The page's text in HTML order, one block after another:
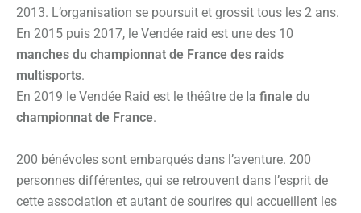
2013. L’organisation se poursuit et grossit tous les 2 ans.
En 2015 puis 2017, le Vendée raid est une des 10
manches du championnat de France des raids
multisports.
En 2019 le Vendée Raid est le théâtre de la finale du
championnat de France.
200 bénévoles sont embarqués dans l’aventure. 200
personnes différentes, qui se retrouvent dans l’esprit de
cette association et autant de sourires qui accueillent les